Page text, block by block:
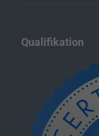
Qualifikation